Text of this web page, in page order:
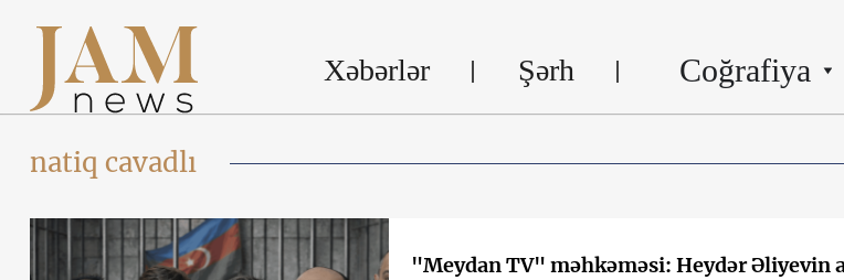
Xəbərlər Şərh Coğrafiya
natiq cavadlı
"Meydan TV" məhkəməsi: Heydər Əliyevin